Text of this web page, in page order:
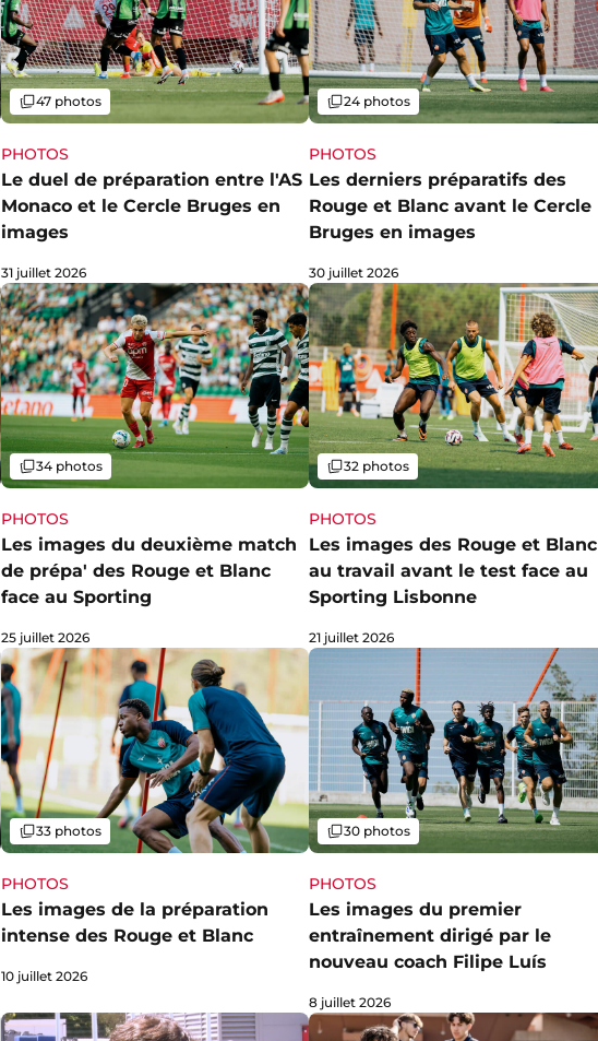
PHOTOS
Le duel de préparation entre l'AS
Monaco et le Cercle Bruges en
images
Galerie
47 photos
31 juillet 2026
PHOTOS
Les derniers préparatifs des
Rouge et Blanc avant le Cercle
Bruges en images
Galerie
24 photos
30 juillet 2026
PHOTOS
Les images du deuxième match
de prépa' des Rouge et Blanc
face au Sporting
Galerie
34 photos
25 juillet 2026
PHOTOS
Les images des Rouge et Blanc
au travail avant le test face au
Sporting Lisbonne
Galerie
32 photos
21 juillet 2026
PHOTOS
Les images de la préparation
intense des Rouge et Blanc
Galerie
33 photos
10 juillet 2026
PHOTOS
Les images du premier
entraînement dirigé par le
nouveau coach Filipe Luís
Galerie
30 photos
8 juillet 2026